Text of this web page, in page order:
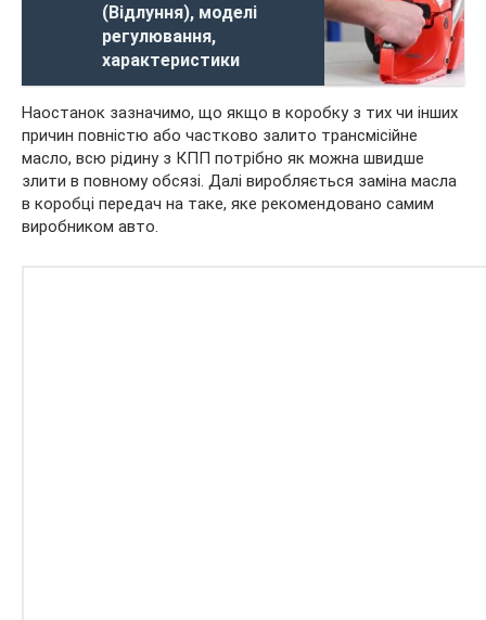
(Відлуння), моделі
регулювання,
характеристики
Наостанок зазначимо, що якщо в коробку з тих чи інших
причин повністю або частково залито трансмісійне
масло, всю рідину з КПП потрібно як можна швидше
злити в повному обсязі. Далі виробляється заміна масла
в коробці передач на таке, яке рекомендовано самим
виробником авто.